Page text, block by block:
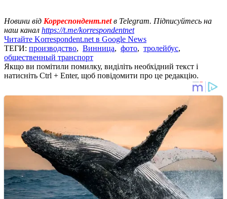
Новини від Корреспондент.netв Telegram. Підписуйтесь на
наш канал https://t.me/korrespondentnet
Читайте Korrespondent.net в Google News
ТЕГИ: производство, Винница, фото, тролейбус,
общественный транспорт
Якщо ви помітили помилку, виділіть необхідний текст і
натисніть Ctrl + Enter, щоб повідомити про це редакцію.